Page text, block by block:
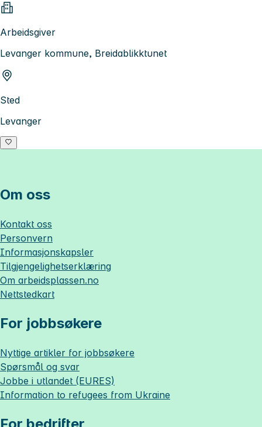
Arbeidsgiver
Levanger kommune, Breidablikktunet
Sted
Levanger
Om oss
Kontakt oss
Personvern
Informasjonskapsler
Tilgjengelighetserklæring
Om arbeidsplassen.no
Nettstedkart
For jobbsøkere
Nyttige artikler for jobbsøkere
Spørsmål og svar
Jobbe i utlandet (EURES)
Information to refugees from Ukraine
For bedrifter